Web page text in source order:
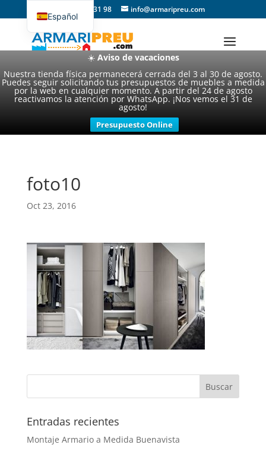
☀️ Aviso de vacaciones
Nuestra tienda física permanecerá cerrada del 3 al 30 de agosto.
Puedes seguir solicitando tus presupuestos de muebles a medida
por la web en cualquier momento. A partir del 24 de agosto
reactivamos la atención por WhatsApp. ¡Nos vemos el 31 de
agosto!
Presupuesto Online
93 357 31 98 info@armaripreu.com
foto10
Oct 23, 2016
Entradas recientes
Montaje Armario a Medida Buenavista
Español
Català